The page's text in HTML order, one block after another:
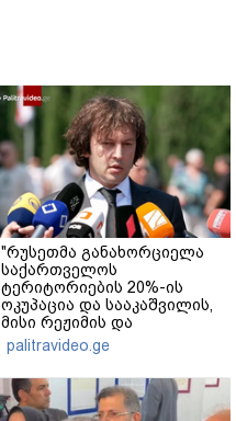
"რუსეთმა განახორციელა
საქართველოს
ტერიტორიების 20%-ის
ოკუპაცია და სააკაშვილის,
მისი რეჟიმის და
"ნაცმოძრაობის" ღალატი
ვერანაირად ვერ
გადაფარავს ამ
დანაშაულს" - ირაკლი
კობახიძე
palitravideo.ge